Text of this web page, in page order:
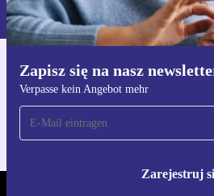
Zapisz się na nasz
Verpasse kein Angebot mehr
Zarejestruj
naszej
Polityce prywatności
Pobierz
Dla iOS i Android